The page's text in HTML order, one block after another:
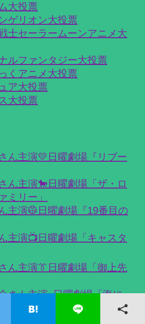
大投票
ゲリオン大投票
士セーラームーンアニメ大
ルファンタジー大投票
くアニメ大投票
ア大投票
大投票
ん主演💛日曜劇場『リブー
ん主演🐎日曜劇場「ザ・ロ
ミリー」
主演🥼日曜劇場『19番目の
主演📺日曜劇場「キャスタ
ん主演👔日曜劇場「御上先
さん主演_日曜劇場「海に
モンド」